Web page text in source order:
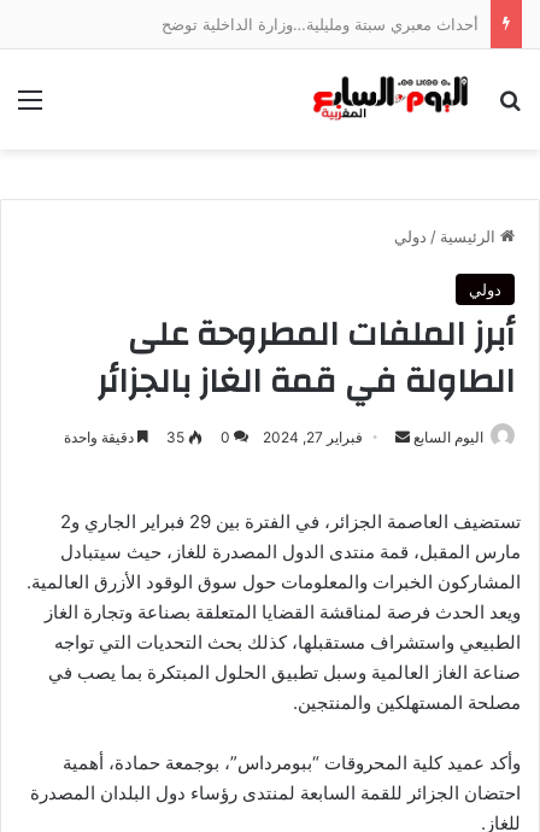
أحداث معبري سبتة ومليلية…وزارة الداخلية توضح
بحث عن
الرئيسية / دولي
دولي
أبرز الملفات المطروحة على
الطاولة في قمة الغاز بالجزائر
اليوم السابع
أرسل فبراير 27, 2024 0
35 دقيقة واحدة
تستضيف العاصمة الجزائر، في الفترة بين 29 فبراير الجاري و2
مارس المقبل، قمة منتدى الدول المصدرة للغاز، حيث سيتبادل
المشاركون الخبرات والمعلومات حول سوق الوقود الأزرق العالمية.
ويعد الحدث فرصة لمناقشة القضايا المتعلقة بصناعة وتجارة الغاز
الطبيعي واستشراف مستقبلها، كذلك بحث التحديات التي تواجه
صناعة الغاز العالمية وسبل تطبيق الحلول المبتكرة بما يصب في
مصلحة المستهلكين والمنتجين.
وأكد عميد كلية المحروقات “ببومرداس”، بوجمعة حمادة، أهمية
احتضان الجزائر للقمة السابعة لمنتدى رؤساء دول البلدان المصدرة
للغاز.